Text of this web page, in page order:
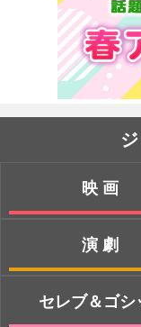
映画
演劇
セレブ＆ゴシ